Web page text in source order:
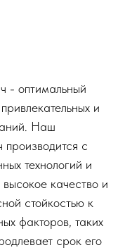
- оптимальный
и
Наш
производится с
технологий и
качество и
стойкостью к
факторов, таких
срок его